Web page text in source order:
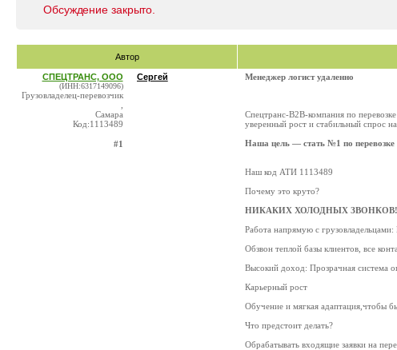
Обсуждение закрыто.
Автор
СПЕЦТРАНС, ООО
(ИНН:6317149096)
Грузовладелец-перевозчик
Самара
Код:1113489
#1
Сергей Менеджер логист удаленно
Cпецтранс-B2B-компания по
уверенный рост и стабильный спрос
Наша цель — стать №1 по перевозке
Наш код АТИ 1113489
Почему это круто?
НИКАКИХ ХОЛОДНЫХ ЗВОНКОВ!
Работа напрямую с
Обзвон теплой базы клиентов, все
Высокий доход: Прозрачная система
Карьерный рост
Обучение и мягкая адаптация,чтобы
Что предстоит делать?
Обрабатывать входящие заявки на